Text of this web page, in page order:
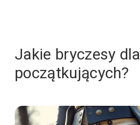
Jakie bryczesy dla
początkujących?